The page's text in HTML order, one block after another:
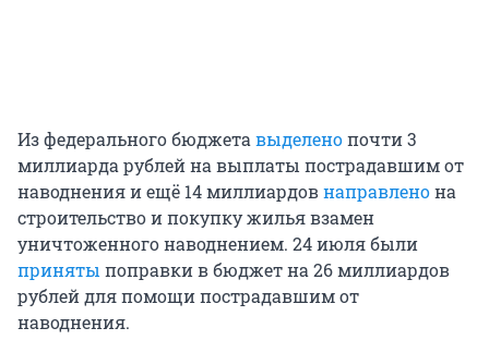
Из федерального бюджета выделенопочти 3
миллиарда рублей на выплаты пострадавшим от
наводнения и ещё 14 миллиардовнаправленона
строительство и покупку жилья взамен
уничтоженного наводнением. 24 июля были
приняты поправки в бюджет на 26 миллиардов
рублей для помощи пострадавшим от
наводнения.